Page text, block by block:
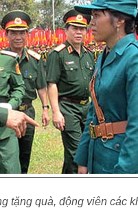
tặng quà, động viên các